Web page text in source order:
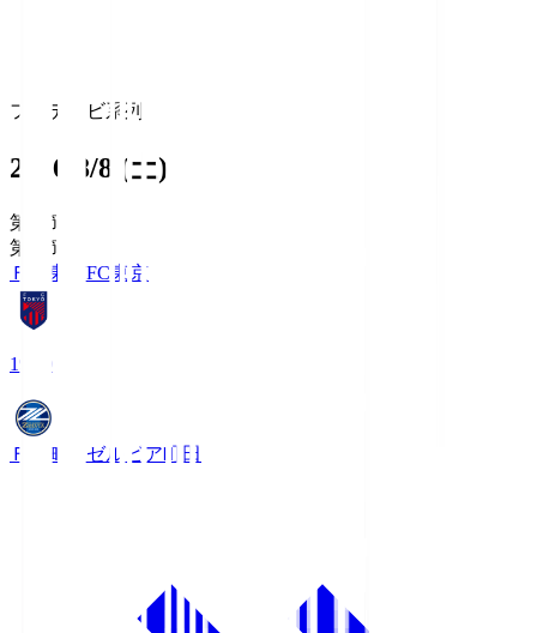
フジテレビ系列
2026/8/8 (土)
第1節
第1節
ＦＣ東京 FC東京
19:00
ＦＣ町田ゼルビア町田